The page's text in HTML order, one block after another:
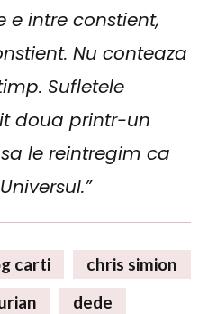
e intre constient,
Nu conteaza
Sufletele
doua printr-un
le reintregim ca
carti
chris simion
dede